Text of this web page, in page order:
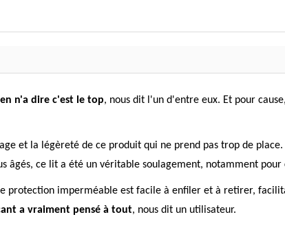
n'a dire c'est le top, nous dit l'un d'entre eux. Et pour
et la légèreté de ce produit qui ne prend pas trop de
âgés, ce lit a été un véritable soulagement, notamment
protection imperméable est facile à enfiler et à retirer,
a vraiment pensé à tout, nous dit un utilisateur.